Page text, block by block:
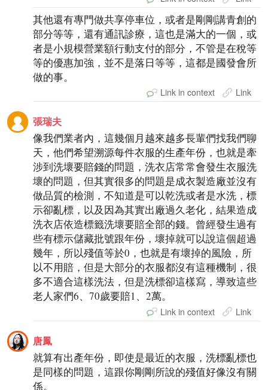
其他還有專門做共享停車位，或者是剛剛講青創的
部分等等，還有通訊診療，這也是滿大的一個，或
者是小規模營業額行動支付的部分，不管是在稅等
等的優惠加強，並不是落日等等，這都是國發會所
做的事。
Link in context Link
張瑞夫
像我們業者內，這幾個月越來越多長輩們找我們聊
天，他們希望溯源每件衣服的生產年份，也就是牽
涉到洗壞要賠錢的問題，洗衣店常常會發生衣服洗
壞的問題，但其實很多的問題是成衣製造廠並沒有
做品質的檢測，不知道是可以乾洗或者是水洗，標
示卻亂標，以及因為其實出廠過久老化，結果造成
洗衣店依造標籤洗壞要賠全部的錢。曾經發生過有
些有標示儲藏批號跟年份，壞掉就可以說這個超過
幾年，所以殘值等於0，也就是有壞掉的風險，所
以不用賠，但是大部分的衣服都沒有這種機制，很
多不適合這樣洗法，但是洗標卻這樣寫，導致這些
老人家們6、70歲要賠1、2萬。
Link in context Link
唐鳳
就算有出產年份，即使是最近的衣服，洗標亂標也
是同樣的問題，這跟你剛剛所說的殘值好像沒有關
係。